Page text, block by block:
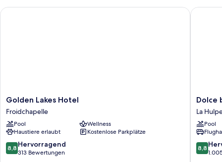
Golden
Lakes
Hotel
Froidchapelle
Golden Lakes Hotel
Froidchapelle
Pool
Wellness
Haustiere erlaubt
Kostenlose Parkplätze
8.8
von
8,8 Hervorragend
313 Bewertungen
Golden Lakes Hotel
Dolce
by
La
Hulpe
Brussels
La
Dolce
La
Pool
8.8
von
8,8
Dolce